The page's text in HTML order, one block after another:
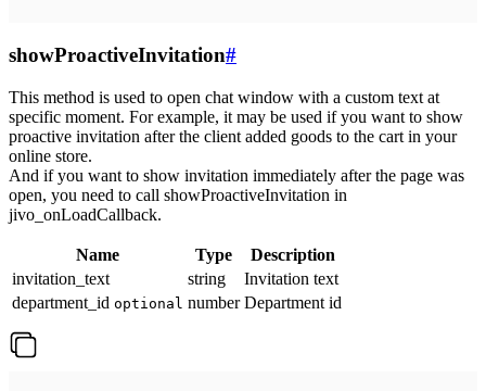
showProactiveInvitation#
This method is used to open chat window with a custom text at
specific moment. For example, it may be used if you want to show
proactive invitation after the client added goods to the cart in your
online store.
And if you want to show invitation immediately after the page was
open, you need to call showProactiveInvitation in
jivo_onLoadCallback.
Name Type
Description
invitation_text
string
Invitation text
department_id optional number Department id